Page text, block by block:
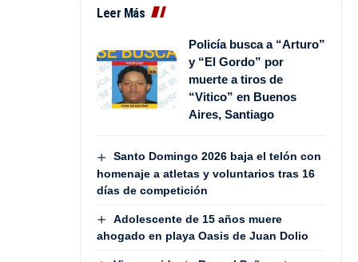
Leer Más
Policía busca a “Arturo”
y “El Gordo” por
muerte a tiros de
“Vitico” en Buenos
Aires, Santiago
Santo Domingo 2026 baja el telón con
homenaje a atletas y voluntarios tras 16
días de competición
Adolescente de 15 años muere
ahogado en playa Oasis de Juan Dolio